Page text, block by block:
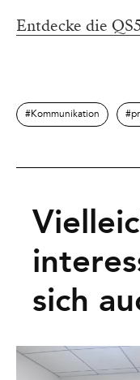
Entdecke die
Kommunikation
sich